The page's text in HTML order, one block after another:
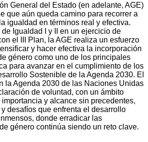
General del Estado (en adelante, AGE)
que aún queda camino para recorrer a
igualdad en términos real y efectiva.
Igualdad I y II en un ejercicio de
el III Plan, la AGE realiza un esfuerzo
y hacer efectiva la incorporación
género como uno de los principales
para avanzar en el cumplimiento de los
Sostenible de la Agenda 2030. El
la Agenda 2030 de las Naciones Unidas
de voluntad, con un ámbito
y alcance sin precedentes,
desafíos que enfrenta el desarrollo
donde erradicar las
género continúa siendo un reto clave.